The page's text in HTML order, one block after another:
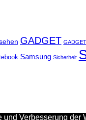
GADGET
Samsung Sicherheit
Verbesserung